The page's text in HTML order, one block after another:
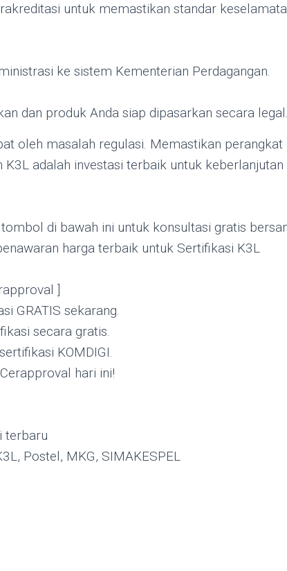
untuk memastikan standar
ke sistem Kementerian Perdagangan.
dan produk Anda siap dipasarkan secara legal.
oleh masalah regulasi. Memastikan perangkat
K3L adalah investasi terbaik untuk keberlanjutan
di bawah ini untuk konsultasi gratis
harga terbaik untuk Sertifikasi K3L
]
GRATIS sekarang.
secara gratis.
KOMDIGI.
hari ini!
terbaru
Postel, MKG, SIMAKESPEL